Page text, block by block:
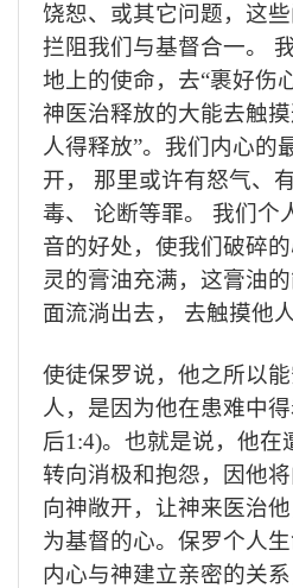
饶恕、或其它问题，这些
拦阻我们与基督合一。
地上的使命，去“裹好伤
神医治释放的大能去触
人得释放”。我们内心的
开，
那里或许有怒气、
毒、
论断等罪。
我们个
音的好处，使我们破碎
灵的膏油充满，这膏油
面流淌出去，
去触摸他
使徒保罗说，他之所以
人，是因为他在患难中
后1:4)。也就是说，他在
转向消极和抱怨，因他
向神敞开，让神来医治
为基督的心。保罗个人
内心与神建立亲密的关